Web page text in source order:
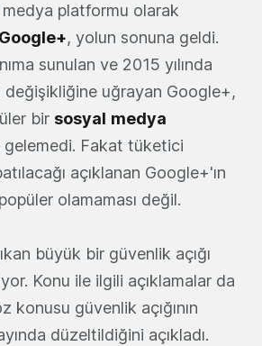
medya platformu olarak
Google+, yolun sonuna geldi.
sunulan ve 2015 yılında
değişikliğine uğrayan Google+,
bir sosyal medya
gelemedi. Fakat tüketici
açıklanan Google+'ın
olamaması değil.
büyük bir güvenlik açığı
Konu ile ilgili açıklamalar da
konusu güvenlik açığının
düzeltildiğini açıkladı.